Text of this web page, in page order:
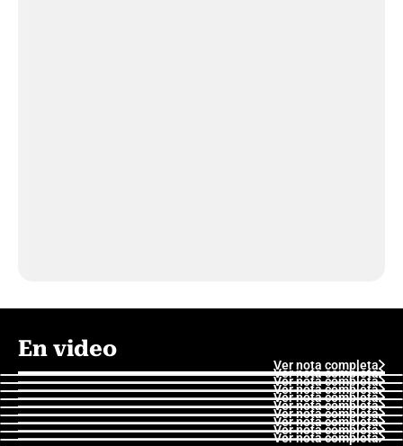
En video
Ver nota completa
Ver nota completa
Ver nota completa
Ver nota completa
Ver nota completa
Ver nota completa
Ver nota completa
Ver nota completa
Ver nota completa
Ver nota completa